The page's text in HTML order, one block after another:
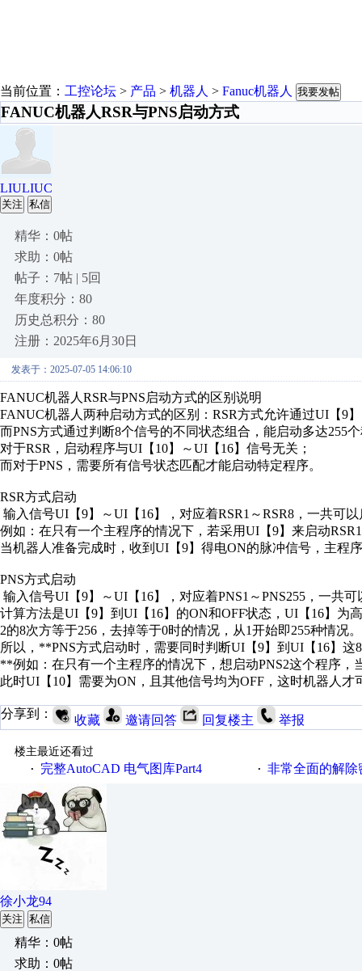
当前位置： 工控论坛 > 产品 > 机器人 > Fanuc机器人 我要发帖
FANUC机器人RSR与PNS启动方式
LIULIUC
关注 私信
精华：0帖
求助：0帖
帖子：7帖 | 5回
年度积分：80
历史总积分：80
注册：2025年6月30日
发表于：2025-07-05 14:06:10
FANUC机器人RSR与PNS启动方式的区别说明
FANUC机器人两种启动方式的区别：RSR方式允许通过UI【9
而PNS方式通过判断8个信号的不同状态组合，能启动多达255个
对于RSR，启动程序与UI【10】～UI【16】信号无关；
而对于PNS，需要所有信号状态匹配才能启动特定程序。
RSR方式启动
输入信号UI【9】～UI【16】，对应着RSR1～RSR8，一共可以
例如：在只有一个主程序的情况下，若采用UI【9】来启动RSR1
当机器人准备完成时，收到UI【9】得电ON的脉冲信号，主程序
PNS方式启动
输入信号UI【9】～UI【16】，对应着PNS1～PNS255，一共可
计算方法是UI【9】到UI【16】的ON和OFF状态，UI【16】为
2的8次方等于256，去掉等于0时的情况，从1开始即255种情况。
所以，**PNS方式启动时，需要同时判断UI【9】到UI【16】这8
**例如：在只有一个主程序的情况下，想启动PNS2这个程序，
此时UI【10】需要为ON，且其他信号均为OFF，这时机器人才
分享到： 收藏 邀请回答 回复楼主 举报
楼主最近还看过
·
完整AutoCAD 电气图库Part4 · 非常全面的解除
徐小龙94
关注 私信
精华：0帖
求助：0帖